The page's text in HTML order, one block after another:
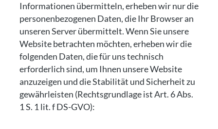
Informationen übermitteln, erheben wir nur die
personenbezogenen Daten, die Ihr Browser an
unseren Server übermittelt. Wenn Sie unsere
Website betrachten möchten, erheben wir die
folgenden Daten, die für uns technisch
erforderlich sind, um Ihnen unsere Website
anzuzeigen und die Stabilität und Sicherheit zu
gewährleisten (Rechtsgrundlage ist Art. 6 Abs.
1 S. 1 lit. f DS-GVO):